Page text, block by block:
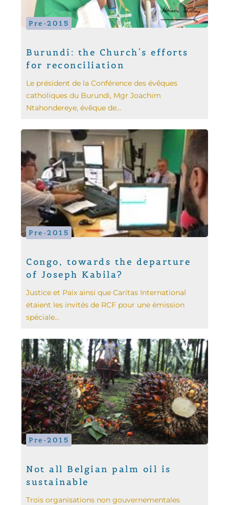
Pre-2015
Burundi: the Church's efforts
for reconciliation
Le président de la Conférence des évêques
catholiques du Burundi, Mgr Joachim
Ntahondereye, évêque de...
Pre-2015
Congo, towards the departure
of Joseph Kabila?
Justice et Paix ainsi que Caritas International
étaient les invités de RCF pour une émission
spéciale...
Pre-2015
Not all Belgian palm oil is
sustainable
Trois organisations non gouvernementales